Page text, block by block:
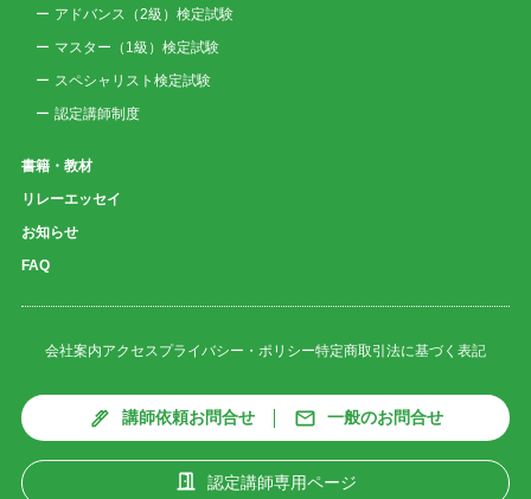
アドバンス（2級）検定試験
マスター（1級）検定試験
スペシャリスト検定試験
認定講師制度
書籍・教材
リレーエッセイ
お知らせ
FAQ
会社案内アクセスプライバシー・ポリシー特定商取引法に基づく表記
講師依頼お問合せ 一般のお問合せ
認定講師専用ページ